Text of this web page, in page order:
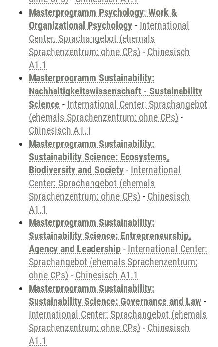
Masterprogramm Psychology: Work &
Organizational Psychology - International
Center: Sprachangebot (ehemals
Sprachenzentrum; ohne CPs) - Chinesisch
A1.1
Masterprogramm Sustainability:
Nachhaltigkeitswissenschaft - Sustainability
Science - International Center: Sprachangebot
(ehemals Sprachenzentrum; ohne CPs) -
Chinesisch A1.1
Masterprogramm Sustainability:
Sustainability Science: Ecosystems,
Biodiversity and Society - International
Center: Sprachangebot (ehemals
Sprachenzentrum; ohne CPs) - Chinesisch
A1.1
Masterprogramm Sustainability:
Sustainability Science: Entrepreneurship,
Agency and Leadership - International Center:
Sprachangebot (ehemals Sprachenzentrum;
ohne CPs) - Chinesisch A1.1
Masterprogramm Sustainability:
Sustainability Science: Governance and Law -
International Center: Sprachangebot (ehemals
Sprachenzentrum; ohne CPs) - Chinesisch
A1.1